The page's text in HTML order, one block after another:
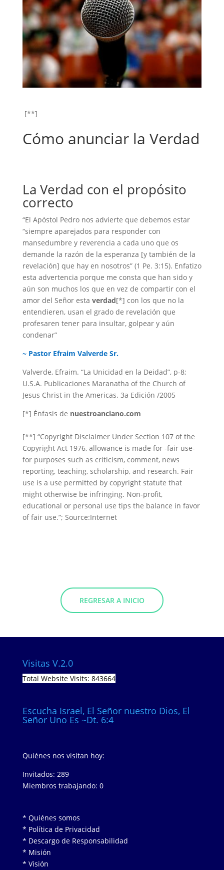
[**]
Cómo anunciar la Verdad
La Verdad con el propósito
correcto
“El Apóstol Pedro nos advierte que debemos estar
“siempre aparejados para responder con
mansedumbre y reverencia a cada uno que os
demande la razón de la esperanza [y también de la
revelación] que hay en nosotros” (1 Pe. 3:15). Enfatizo
esta advertencia porque me consta que han sido y
aún son muchos los que en vez de compartir con el
amor del Señor esta verdad[*] con los que no la
entendieren, usan el grado de revelación que
profesaren tener para insultar, golpear y aún
condenar”
~ Pastor Efraim Valverde Sr.
Valverde, Efraim. “La Unicidad en la Deidad”, p-8;
U.S.A. Publicaciones Maranatha of the Church of
Jesus Christ in the Americas. 3a Edición /2005
[*] Énfasis de nuestroanciano.com
[**] “Copyright Disclaimer Under Section 107 of the
Copyright Act 1976, allowance is made for -fair use-
for purposes such as criticism, comment, news
reporting, teaching, scholarship, and research. Fair
use is a use permitted by copyright statute that
might otherwise be infringing. Non-profit,
educational or personal use tips the balance in favor
of fair use.”; Source:Internet
REGRESAR A INICIO
Visitas V.2.0
Total Website Visits: 843664
Escucha Israel, El Señor nuestro Dios, El
Señor Uno Es ~Dt. 6:4
Quiénes nos visitan hoy:
Invitados: 289
Miembros trabajando: 0
* Quiénes somos
* Política de Privacidad
* Descargo de Responsabilidad
* Misión
* Visión